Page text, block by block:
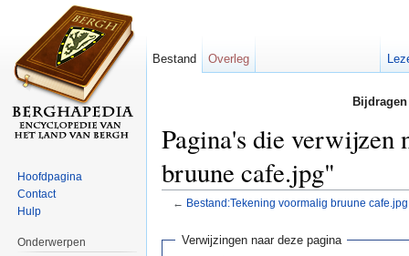
Pagina's die verwijzen
bruune cafe.jpg"
← Bestand:Tekening voormalig bruune cafe.jpg
Verwijzingen naar deze pagina
Bestand Overleg
Hoofdpagina
Contact
Hulp
Onderwerpen